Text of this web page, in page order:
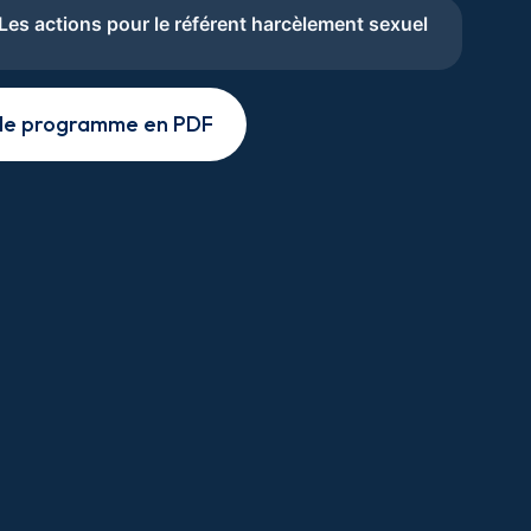
actions pour le référent harcèlement sexuel
programme en PDF